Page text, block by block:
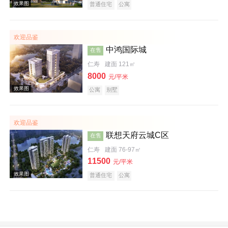
普通住宅 公寓
欢迎品鉴
在售 中鸿国际城
仁寿 建面 121㎡
8000 元/平米
公寓 别墅
欢迎品鉴
在售 联想天府云城C区
仁寿 建面 76-97㎡
11500 元/平米
普通住宅 公寓